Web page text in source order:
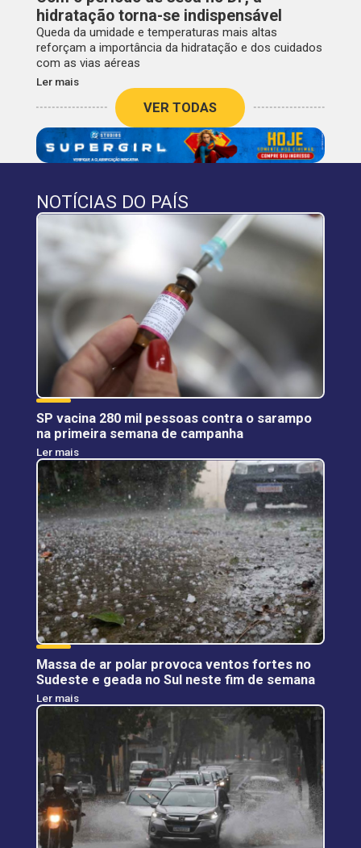
hidratação torna-se indispensável
Queda da umidade e temperaturas mais altas
reforçam a importância da hidratação e dos cuidados
com as vias aéreas
Ler mais
VER TODAS
NOTÍCIAS DO PAÍS
SP vacina 280 mil pessoas contra o sarampo
na primeira semana de campanha
Ler mais
Massa de ar polar provoca ventos fortes no
Sudeste e geada no Sul neste fim de semana
Ler mais